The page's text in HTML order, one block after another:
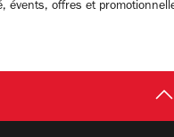
évents, offres et